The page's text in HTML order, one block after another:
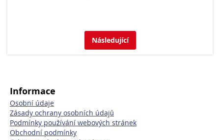
Následující
Informace
Osobní údaje
Zásady ochrany osobních údajů
Podmínky používání webových stránek
Obchodní podmínky